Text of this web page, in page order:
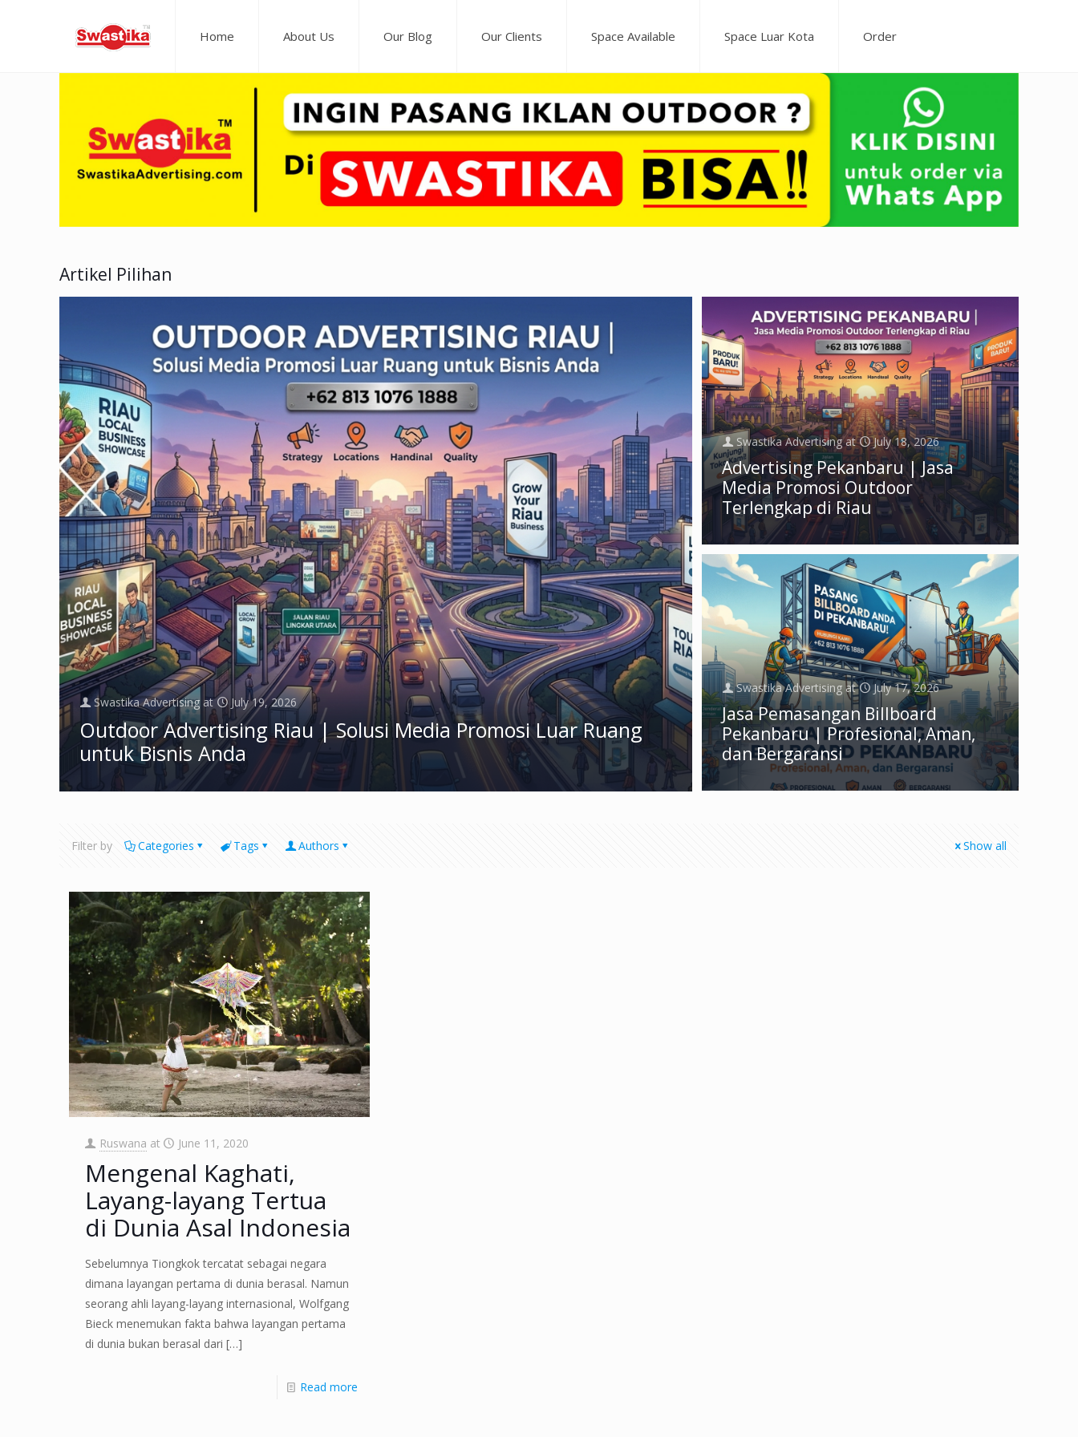
Home About Us Our Blog Our Clients Space Available Space Luar Kota Order
Artikel Pilihan
Swastika Advertising at July 19, 2026
Outdoor Advertising Riau | Solusi Media Promosi Luar Ruang
untuk Bisnis Anda
Swastika Advertising at July 18, 2026
Advertising Pekanbaru | Jasa
Media Promosi Outdoor
Terlengkap di Riau
Swastika Advertising at July 17, 2026
Jasa Pemasangan Billboard
Pekanbaru | Profesional, Aman,
dan Bergaransi
Filter by Categories Tags Authors Show all
Ruswana at June 11, 2020
Mengenal Kaghati,
Layang-layang Tertua
di Dunia Asal Indonesia
Sebelumnya Tiongkok tercatat sebagai negara
dimana layangan pertama di dunia berasal. Namun
seorang ahli layang-layang internasional, Wolfgang
Bieck menemukan fakta bahwa layangan pertama
di dunia bukan berasal dari […]
Read more